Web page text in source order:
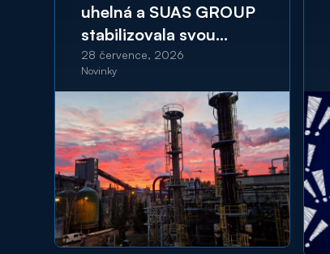
uhelná a SUAS GROUP
stabilizovala svou
ekonomickou kondici
28 července, 2026
Novinky